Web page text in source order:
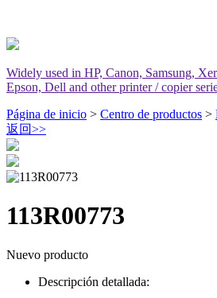
Widely used in HP, Canon, Samsung,
Epson, Dell and other printer / copier
Página de inicio > Centro de productos >
返回>>
113R00773
Nuevo producto
Descripción detallada: